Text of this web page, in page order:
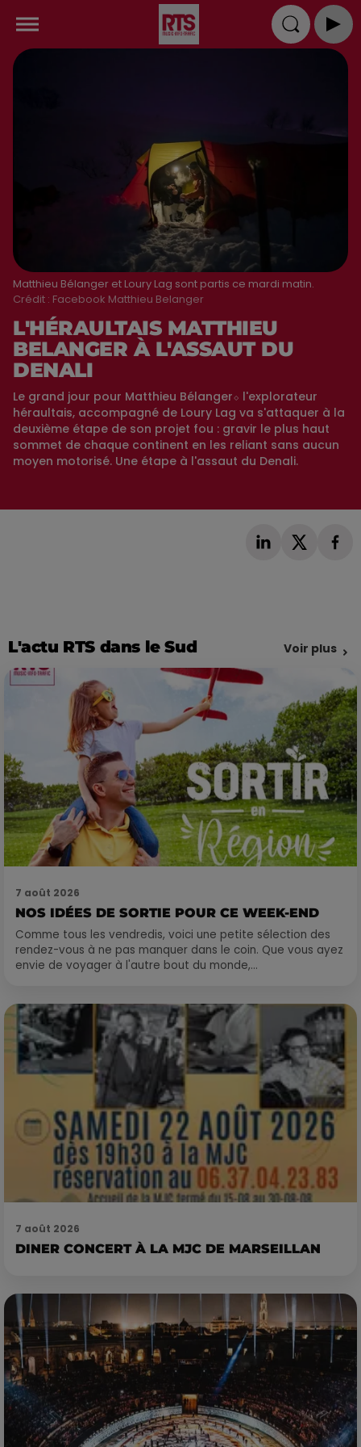
Matthieu Bélanger et Loury Lag sont partis ce mardi matin.
Crédit : Facebook Matthieu Belanger
L'HÉRAULTAIS MATTHIEU
BELANGER À L'ASSAUT DU
DENALI
Le grand jour pour Matthieu Bélanger⬦ l'explorateur
héraultais, accompagné de Loury Lag va s'attaquer à la
deuxième étape de son projet fou : gravir le plus haut
sommet de chaque continent en les reliant sans aucun
moyen motorisé. Une étape à l'assaut du Denali.
L'actu RTS dans le Sud Voir plus
7 août 2026
NOS IDÉES DE SORTIE POUR CE WEEK-END
Comme tous les vendredis, voici une petite sélection des
rendez-vous à ne pas manquer dans le coin. Que vous ayez
envie de voyager à l'autre bout du monde,...
7 août 2026
DINER CONCERT À LA MJC DE MARSEILLAN